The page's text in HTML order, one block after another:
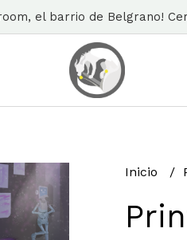
el barrio de Belgrano!
Inicio